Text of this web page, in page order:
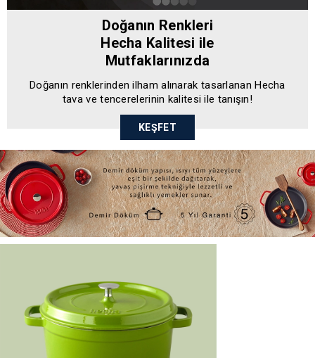
Doğanın Renkleri
Hecha Kalitesi ile
Mutfaklarınızda
Doğanın renklerinden ilham alınarak tasarlanan Hecha
tava ve tencerelerinin kalitesi ile tanışın!
KEŞFET